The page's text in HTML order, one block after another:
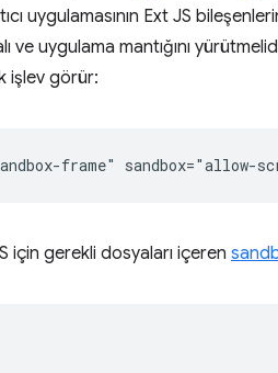
uygulamasının Ext JS
ve uygulama mantığını
işlev görür:
için gerekli dosyaları içeren